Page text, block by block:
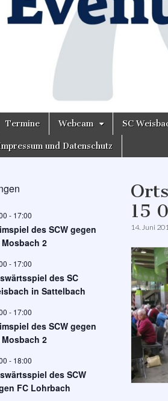
Termine Webcam SC
und Datenschutz
15
14. Juni
- 17:00
des SCW gegen
Mosbach 2
- 17:00
des SC
in Sattelbach
- 17:00
des SCW gegen
Mosbach 2
- 18:00
des SCW
FC Lohrbach